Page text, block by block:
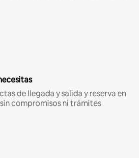
de llegada y salida y reserva en
compromisos ni trámites